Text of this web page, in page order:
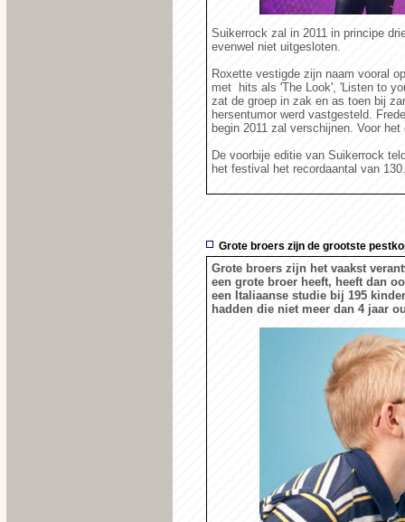
Suikerrock zal in 2011 in principe
evenwel niet uitgesloten.
Roxette vestigde zijn naam vooral
met hits als 'The Look', 'Listen to
zat de groep in zak en as toen bij
hersentumor werd vastgesteld.
begin 2011 zal verschijnen. Voor
De voorbije editie van Suikerrock
het festival het recordaantal van
Grote broers zijn de grootste
Grote broers zijn het vaakst
een grote broer heeft, heeft dan
een Italiaanse studie bij 195
hadden die niet meer dan 4 jaar